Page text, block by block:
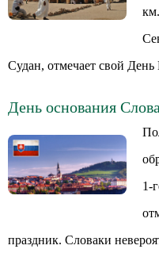
Судан, отмечает свой День
День основания
1-
праздник. Словаки